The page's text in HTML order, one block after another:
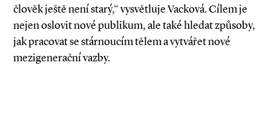
člověk ještě není starý,“ vysvětluje Vacková. Cílem je
nejen oslovit nové publikum, ale také hledat způsoby,
jak pracovat se stárnoucím tělem a vytvářet nové
mezigenerační vazby.